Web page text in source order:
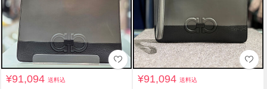
¥91,094送料込 ¥91,094送料込